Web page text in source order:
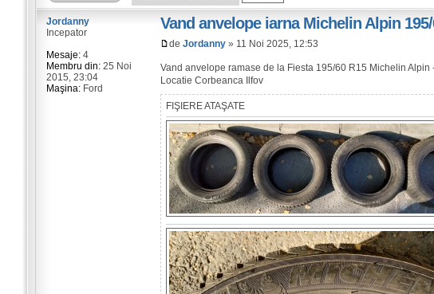
Vand anvelope iarna Michelin Alpin
deJordanny » 11 Noi 2025, 12:53
Vand anvelope ramase de la Fiesta 195/60 R15 Michelin Alpin
Locatie Corbeanca Ilfov
FIŞIERE ATAŞATE
Jordanny
Incepator
Mesaje:4
Membru din:25 Noi
2015, 23:04
Maşina:Ford